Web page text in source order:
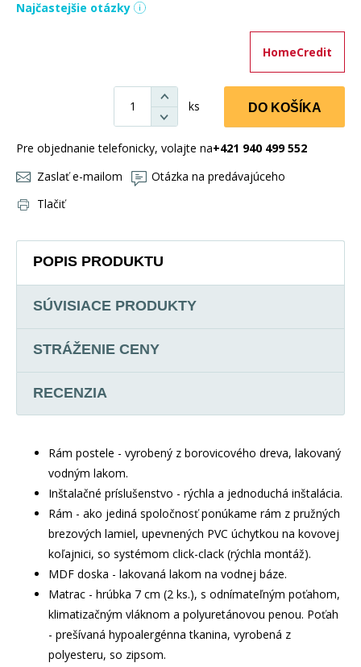
Najčastejšie otázky
HomeCredit
ks DO KOŠÍKA
Pre objednanie telefonicky, volajte na+421 940 499 552
Zaslať e-mailom
Otázka na predávajúceho
Tlačiť
POPIS PRODUKTU
SÚVISIACE PRODUKTY
STRÁŽENIE CENY
RECENZIA
Rám postele - vyrobený z borovicového dreva, lakovaný
vodným lakom.
Inštalačné príslušenstvo - rýchla a jednoduchá inštalácia.
Rám - ako jediná spoločnosť ponúkame rám z pružných
brezových lamiel, upevnených PVC úchytkou na kovovej
koľajnici, so systémom click-clack (rýchla montáž).
MDF doska - lakovaná lakom na vodnej báze.
Matrac - hrúbka 7 cm (2 ks.), s odnímateľným poťahom,
klimatizačným vláknom a polyuretánovou penou. Poťah
- prešívaná hypoalergénna tkanina, vyrobená z
polyesteru, so zipsom.